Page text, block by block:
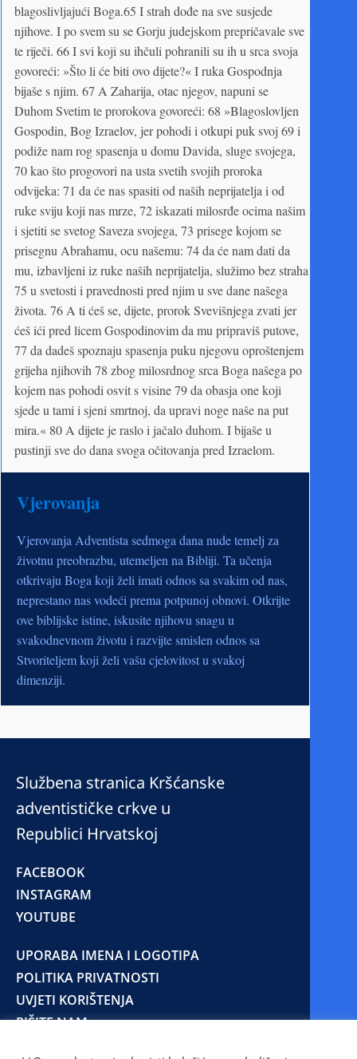
blagoslivljajući Boga.65 I strah dođe na sve susjede
njihove. I po svem su se Gorju judejskom prepričavale sve
te riječi. 66 I svi koji su ihčuli pohranili su ih u srca svoja
govoreći: »Što li će biti ovo dijete?« I ruka Gospodnja
bijaše s njim. 67 A Zaharija, otac njegov, napuni se
Duhom Svetim te prorokova govoreći: 68 »Blagoslovljen
Gospodin, Bog Izraelov, jer pohodi i otkupi puk svoj 69 i
podiže nam rog spasenja u domu Davida, sluge svojega,
70 kao što progovori na usta svetih svojih proroka
odvijeka: 71 da će nas spasiti od naših neprijatelja i od
ruke sviju koji nas mrze, 72 iskazati milosrđe ocima našim
i sjetiti se svetog Saveza svojega, 73 prisege kojom se
prisegnu Abrahamu, ocu našemu: 74 da će nam dati da
mu, izbavljeni iz ruke naših neprijatelja, služimo bez straha
75 u svetosti i pravednosti pred njim u sve dane našega
života. 76 A ti ćeš se, dijete, prorok Svevišnjega zvati jer
ćeš ići pred licem Gospodinovim da mu pripraviš putove,
77 da dadeš spoznaju spasenja puku njegovu oproštenjem
grijeha njihovih 78 zbog milosrdnog srca Boga našega po
kojem nas pohodi osvit s visine 79 da obasja one koji
sjede u tami i sjeni smrtnoj, da upravi noge naše na put
mira.« 80 A dijete je raslo i jačalo duhom. I bijaše u
pustinji sve do dana svoga očitovanja pred Izraelom.
Vjerovanja
Vjerovanja Adventista sedmoga dana nude temelj za
životnu preobrazbu, utemeljen na Bibliji. Ta učenja
otkrivaju Boga koji želi imati odnos sa svakim od nas,
neprestano nas vodeći prema potpunoj obnovi. Otkrijte
ove biblijske istine, iskusite njihovu snagu u
svakodnevnom životu i razvijte smislen odnos sa
Stvoriteljem koji želi vašu cjelovitost u svakoj
dimenziji.
Službena stranica Kršćanske
adventističke crkve u
Republici Hrvatskoj
FACEBOOK
INSTAGRAM
YOUTUBE
UPORABA IMENA I LOGOTIPA
POLITIKA PRIVATNOSTI
UVJETI KORIŠTENJA
PIŠITE NAM